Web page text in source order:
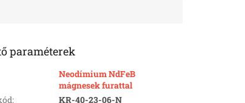
paraméterek
Neodímium NdFeB
mágnesek furattal
:
KR-40-23-06-N